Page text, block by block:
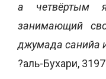
а четвёртым
занимающий
джумада санийа
?аль-Бухари, 3197